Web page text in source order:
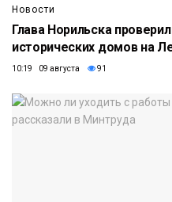
Новости
Глава Норильска
исторических домов на
10:19 09 августа 91